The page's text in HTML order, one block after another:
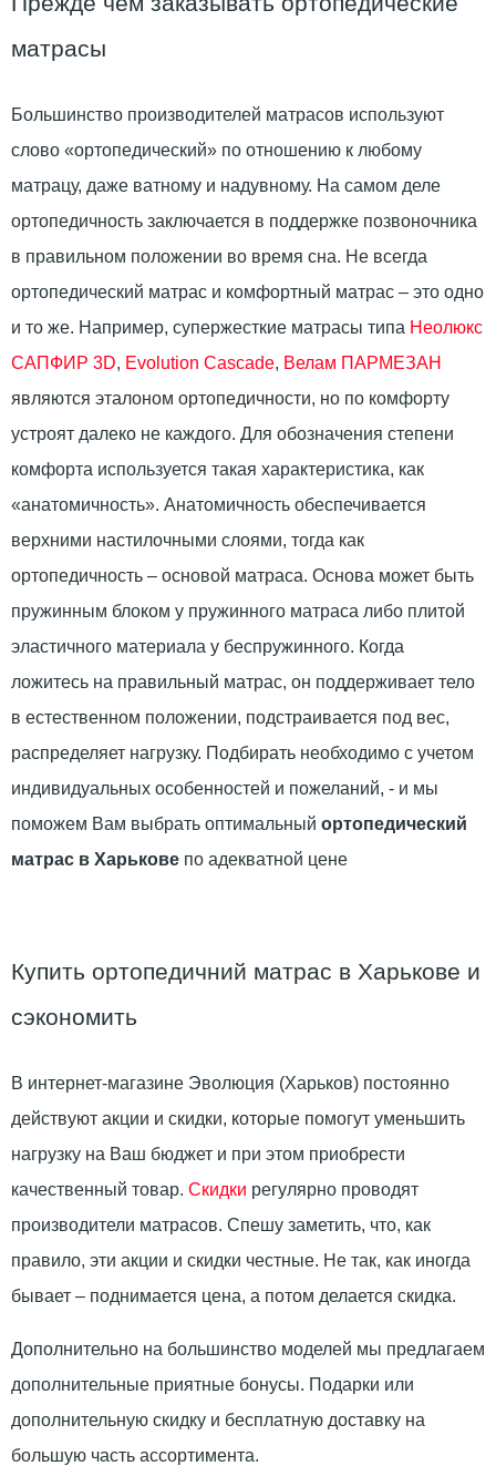
матрасы
Большинство производителей матрасов используют
слово «ортопедический» по отношению к любому
матрацу, даже ватному и надувному. На самом деле
ортопедичность заключается в поддержке позвоночника
в правильном положении во время сна. Не всегда
ортопедический матрас и комфортный матрас – это одно
и то же. Например, супержесткие матрасы типа Неолюкс
САПФИР 3D, Evolution Cascade, Велам ПАРМЕЗАН
являются эталоном ортопедичности, но по комфорту
устроят далеко не каждого. Для обозначения степени
комфорта используется такая характеристика, как
«анатомичность». Анатомичность обеспечивается
верхними настилочными слоями, тогда как
ортопедичность – основой матраса. Основа может быть
пружинным блоком у пружинного матраса либо плитой
эластичного материала у беспружинного. Когда
ложитесь на правильный матрас, он поддерживает тело
в естественном положении, подстраивается под вес,
распределяет нагрузку. Подбирать необходимо с учетом
индивидуальных особенностей и пожеланий, - и мы
поможем Вам выбрать оптимальный ортопедический
матрас в Харькове по адекватной цене
Купить ортопедичний матрас в Харькове и
сэкономить
В интернет-магазине Эволюция (Харьков) постоянно
действуют акции и скидки, которые помогут уменьшить
нагрузку на Ваш бюджет и при этом приобрести
качественный товар. Скидки регулярно проводят
производители матрасов. Спешу заметить, что, как
правило, эти акции и скидки честные. Не так, как иногда
бывает – поднимается цена, а потом делается скидка.
Дополнительно на большинство моделей мы предлагаем
дополнительные приятные бонусы. Подарки или
дополнительную скидку и бесплатную доставку на
большую часть ассортимента.